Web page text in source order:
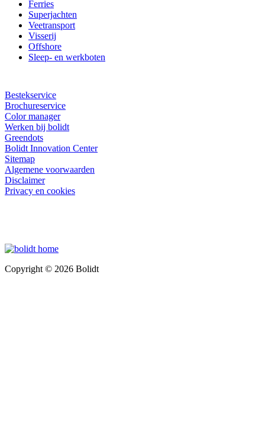
Ferries
Superjachten
Veetransport
Visserij
Offshore
Sleep- en werkboten
Bestekservice
Brochureservice
Color manager
Werken bij bolidt
Greendots
Bolidt Innovation Center
Sitemap
Algemene voorwaarden
Disclaimer
Privacy en cookies
Copyright © 2026 Bolidt